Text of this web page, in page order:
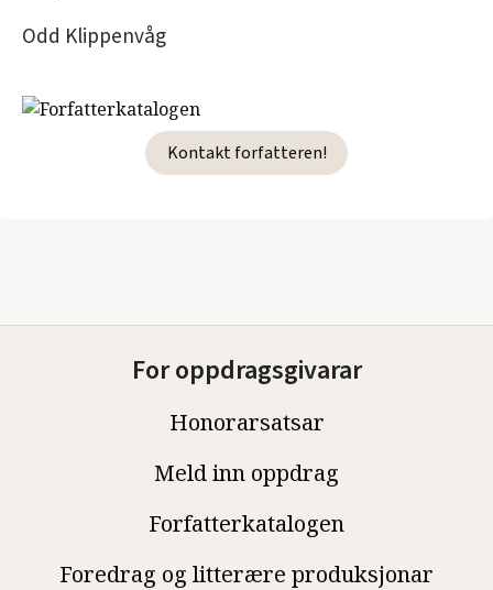
Odd Klippenvåg
Kontakt forfatteren!
For oppdragsgivarar
Honorarsatsar
Meld inn oppdrag
Forfatterkatalogen
Foredrag og litterære produksjonar